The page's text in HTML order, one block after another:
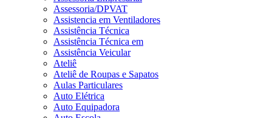
Assessoria/DPVAT
Assistencia em Ventiladores
Assistência Técnica
Assistência Técnica em
Assistência Veicular
Ateliê
Ateliê de Roupas e Sapatos
Aulas Particulares
Auto Elétrica
Auto Equipadora